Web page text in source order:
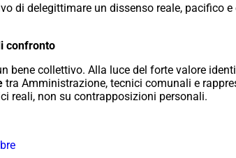
di delegittimare un dissenso reale, pacifico
confronto
bene collettivo. Alla luce del forte valore
tra Amministrazione, tecnici comunali e
reali, non su contrapposizioni personali.